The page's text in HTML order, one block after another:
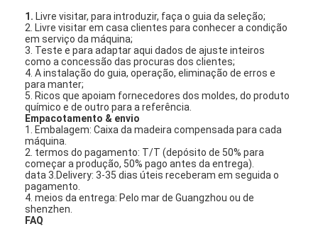
1. Livre visitar, para introduzir, faça o guia da seleção;
2. Livre visitar em casa clientes para conhecer a condição
em serviço da máquina;
3. Teste e para adaptar aqui dados de ajuste inteiros
como a concessão das procuras dos clientes;
4. A instalação do guia, operação, eliminação de erros e
para manter;
5. Ricos que apoiam fornecedores dos moldes, do produto
químico e de outro para a referência.
Empacotamento & envio
1. Embalagem: Caixa da madeira compensada para cada
máquina.
2. termos do pagamento: T/T (depósito de 50% para
começar a produção, 50% pago antes da entrega).
data 3.Delivery: 3-35 dias úteis receberam em seguida o
pagamento.
4. meios da entrega: Pelo mar de Guangzhou ou de
shenzhen.
FAQ